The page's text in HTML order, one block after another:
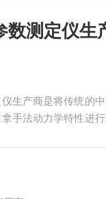
数测定仪生
生产商是将传统的
手法动力学特性进
功能。